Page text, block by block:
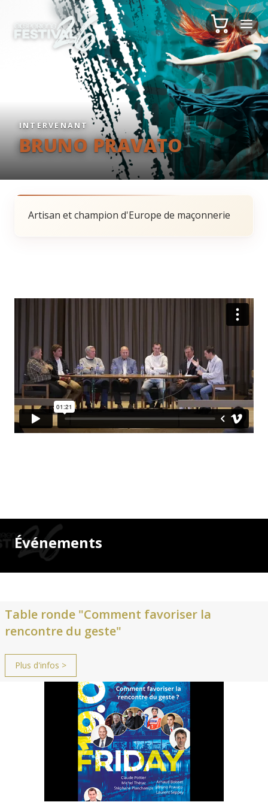
INTERVENANT
BRUNO PRAVATO
Artisan et champion d'Europe de maçonnerie
Événements
Table ronde "Comment favoriser la
rencontre du geste"
Plus d'infos >